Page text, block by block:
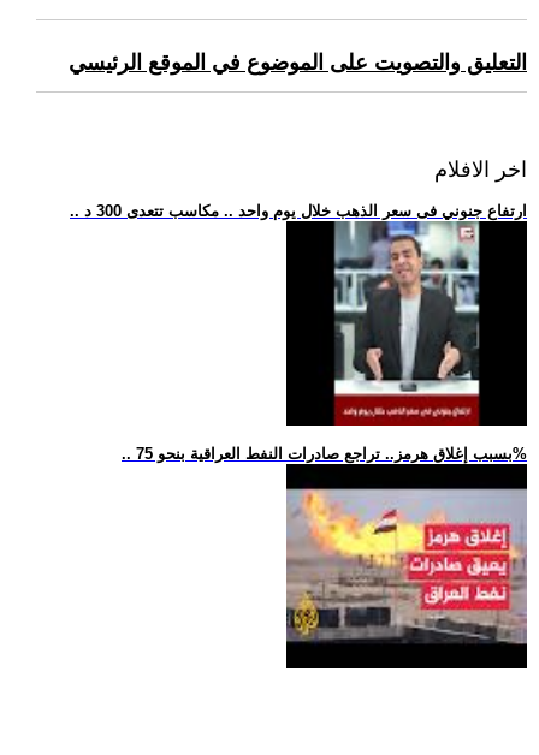
التعليق والتصويت على الموضوع في الموقع الرئيسي
اخر الافلام
.. ارتفاع جنوني فى سعر الذهب خلال يوم واحد .. مكاسب تتعدى 300 د
.. بسبب إغلاق هرمز.. تراجع صادرات النفط العراقية بنحو 75%